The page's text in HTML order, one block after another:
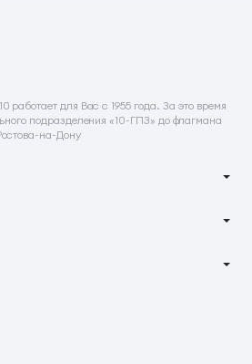
работает для Вас с 1955 года. За это время
подразделения «10-ГПЗ» до флагмана
на-Дону